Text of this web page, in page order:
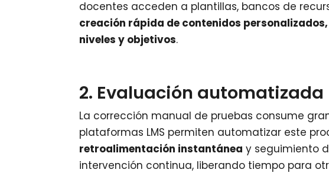
docentes acceden a plantillas, bancos de
creación rápida de contenidos
niveles y objetivos.
2. Evaluación automatizada
La corrección manual de pruebas consume
plataformas LMS permiten automatizar este
retroalimentación instantánea y seguimiento
intervención continua, liberando tiempo para